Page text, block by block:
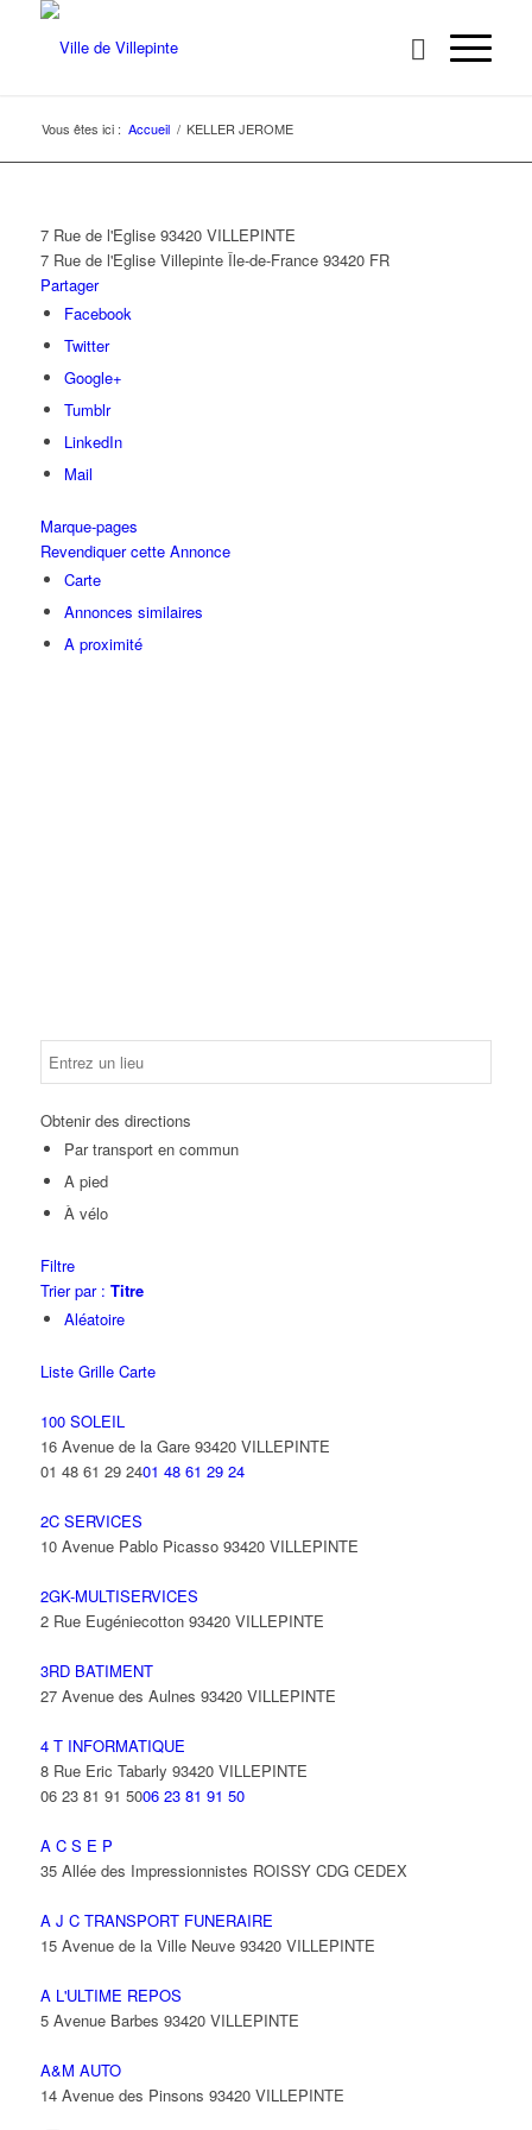
Vous êtes ici : Accueil / KELLER JEROME
7 Rue de l'Eglise 93420 VILLEPINTE
7 Rue de l'Eglise Villepinte Île-de-France 93420 FR
Partager
Facebook
Twitter
Google+
Tumblr
LinkedIn
Mail
Marque-pages
Revendiquer cette Annonce
Carte
Annonces similaires
A proximité
Obtenir des directions
Par transport en commun
A pied
À vélo
Filtre
Trier par : Titre
Aléatoire
Liste Grille Carte
100 SOLEIL
16 Avenue de la Gare 93420 VILLEPINTE
01 48 61 29 2401 48 61 29 24
2C SERVICES
10 Avenue Pablo Picasso 93420 VILLEPINTE
2GK-MULTISERVICES
2 Rue Eugéniecotton 93420 VILLEPINTE
3RD BATIMENT
27 Avenue des Aulnes 93420 VILLEPINTE
4 T INFORMATIQUE
8 Rue Eric Tabarly 93420 VILLEPINTE
06 23 81 91 5006 23 81 91 50
A C S E P
35 Allée des Impressionnistes ROISSY CDG CEDEX
A J C TRANSPORT FUNERAIRE
15 Avenue de la Ville Neuve 93420 VILLEPINTE
A L'ULTIME REPOS
5 Avenue Barbes 93420 VILLEPINTE
A&M AUTO
14 Avenue des Pinsons 93420 VILLEPINTE